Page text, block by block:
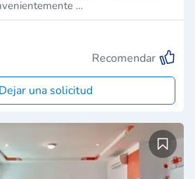
…
Recomendar
Dejar una solicitud